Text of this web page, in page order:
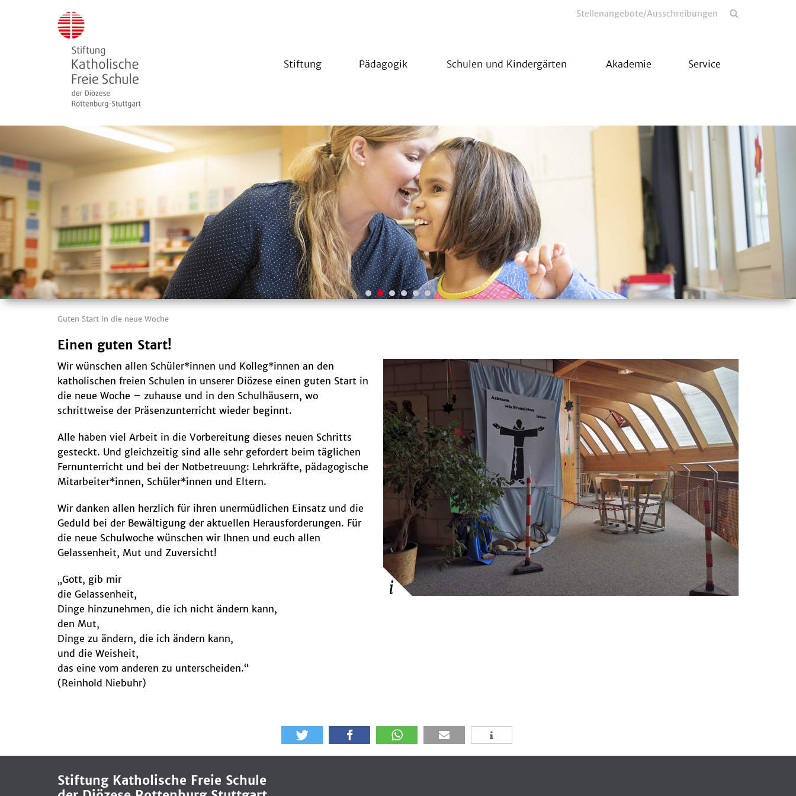
Stellenangebote/Ausschreibungen
Stiftung Pädagogik Schulen und Kindergärten Akademie Service
Guten Start in die neue Woche
Einen guten Start!
Wir wünschen allen Schüler*innen und Kolleg*innen an den
katholischen freien Schulen in unserer Diözese einen guten Start in
die neue Woche – zuhause und in den Schulhäusern, wo
schrittweise der Präsenzunterricht wieder beginnt.
Alle haben viel Arbeit in die Vorbereitung dieses neuen Schritts
gesteckt. Und gleichzeitig sind alle sehr gefordert beim täglichen
Fernunterricht und bei der Notbetreuung: Lehrkräfte, pädagogische
Mitarbeiter*innen, Schüler*innen und Eltern.
Wir danken allen herzlich für ihren unermüdlichen Einsatz und die
Geduld bei der Bewältigung der aktuellen Herausforderungen. Für
die neue Schulwoche wünschen wir Ihnen und euch allen
Gelassenheit, Mut und Zuversicht!
„Gott, gib mir
die Gelassenheit,
Dinge hinzunehmen, die ich nicht ändern kann,
den Mut,
Dinge zu ändern, die ich ändern kann,
und die Weisheit,
das eine vom anderen zu unterscheiden.“
(Reinhold Niebuhr)
Stiftung Katholische Freie Schule